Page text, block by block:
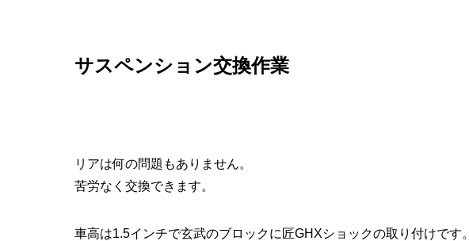
サスペンション交換作業
リアは何の問題もありません。
苦労なく交換できます。
車高は1.5インチで玄武のブロックに匠GHXショックの取り付けです。